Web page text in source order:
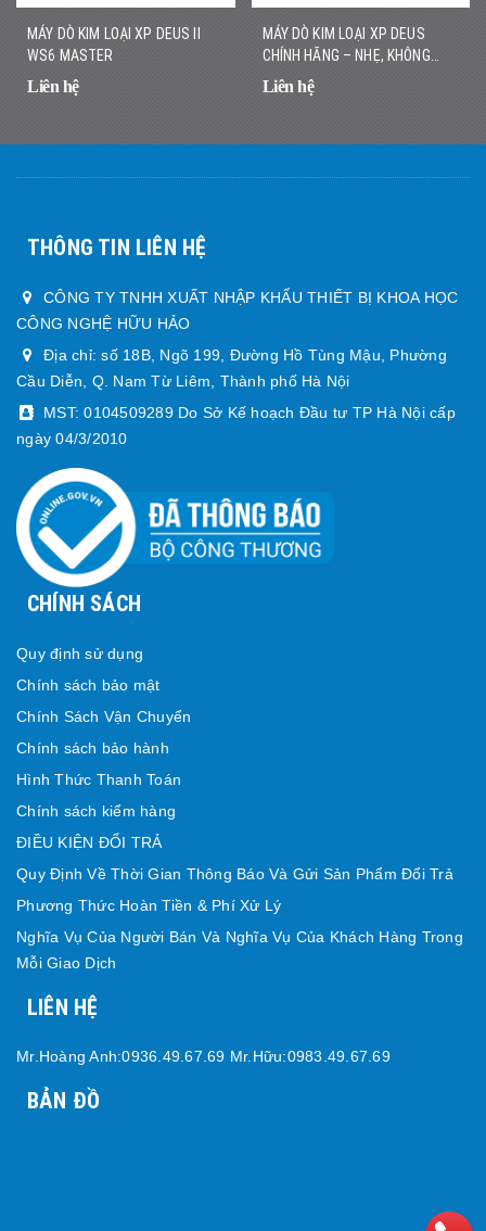
MÁY DÒ KIM LOẠI XP DEUS II
WS6 MASTER
Liên hệ
MÁY DÒ KIM LOẠI XP DEUS
CHÍNH HÃNG – NHẸ, KHÔNG
DÂY, DÒ NHANH CHÍNH XÁC
Liên hệ
THÔNG TIN LIÊN HỆ
CÔNG TY TNHH XUẤT NHẬP KHẨU THIẾT BỊ KHOA HỌC
CÔNG NGHỆ HỮU HẢO
Địa chỉ: số 18B, Ngõ 199, Đường Hồ Tùng Mậu, Phường
Cầu Diễn, Q. Nam Từ Liêm, Thành phố Hà Nội
MST: 0104509289 Do Sở Kế hoạch Đầu tư TP Hà Nội cấp
ngày 04/3/2010
CHÍNH SÁCH
Quy định sử dụng
Chính sách bảo mật
Chính Sách Vận Chuyển
Chính sách bảo hành
Hình Thức Thanh Toán
Chính sách kiểm hàng
ĐIỀU KIỆN ĐỔI TRẢ
Quy Định Về Thời Gian Thông Báo Và Gửi Sản Phẩm Đổi Trả
Phương Thức Hoàn Tiền & Phí Xử Lý
Nghĩa Vụ Của Người Bán Và Nghĩa Vụ Của Khách Hàng Trong
Mỗi Giao Dịch
LIÊN HỆ
Mr.Hoàng Anh:0936.49.67.69 Mr.Hữu:0983.49.67.69
BẢN ĐỒ